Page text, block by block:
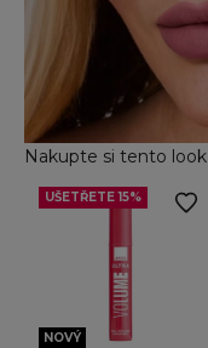
Nakupte si tento look
UŠETŘETE 15%
NOVÝ